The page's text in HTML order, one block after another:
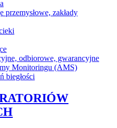
przemysłowe, zakłady
odbiorowe, gwarancyjne
Monitoringu (AMS)
biegłości